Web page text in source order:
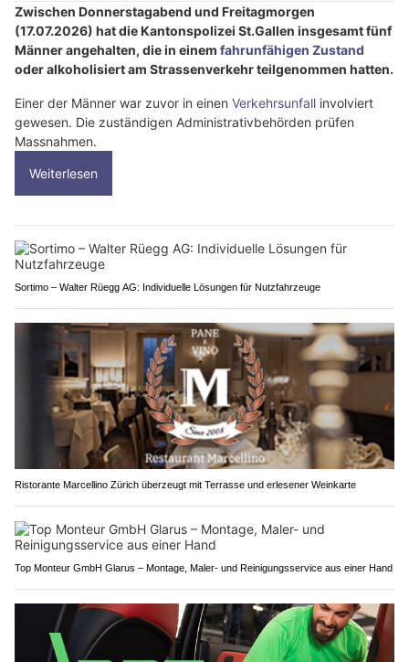
Zwischen Donnerstagabend und Freitagmorgen
(17.07.2026) hat die Kantonspolizei St.Gallen insgesamt fünf
Männer angehalten, die in einem fahrunfähigen Zustand
oder alkoholisiert am Strassenverkehr teilgenommen hatten.
Einer der Männer war zuvor in einen Verkehrsunfall involviert
gewesen. Die zuständigen Administrativbehörden prüfen
Massnahmen.
Weiterlesen
Sortimo – Walter Rüegg AG: Individuelle Lösungen für Nutzfahrzeuge
Ristorante Marcellino Zürich überzeugt mit Terrasse und erlesener Weinkarte
Top Monteur GmbH Glarus – Montage, Maler- und Reinigungsservice aus einer Hand